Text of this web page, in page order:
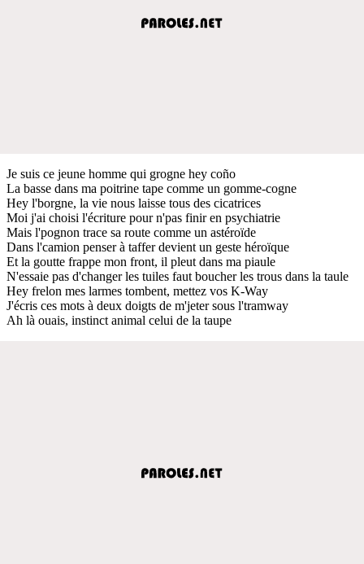
Je suis ce jeune homme qui grogne hey coño
La basse dans ma poitrine tape comme un gomme-cogne
Hey l'borgne, la vie nous laisse tous des cicatrices
Moi j'ai choisi l'écriture pour n'pas finir en psychiatrie
Mais l'pognon trace sa route comme un astéroïde
Dans l'camion penser à taffer devient un geste héroïque
Et la goutte frappe mon front, il pleut dans ma piaule
N'essaie pas d'changer les tuiles faut boucher les trous dans la taule
Hey frelon mes larmes tombent, mettez vos K-Way
J'écris ces mots à deux doigts de m'jeter sous l'tramway
Ah là ouais, instinct animal celui de la taupe